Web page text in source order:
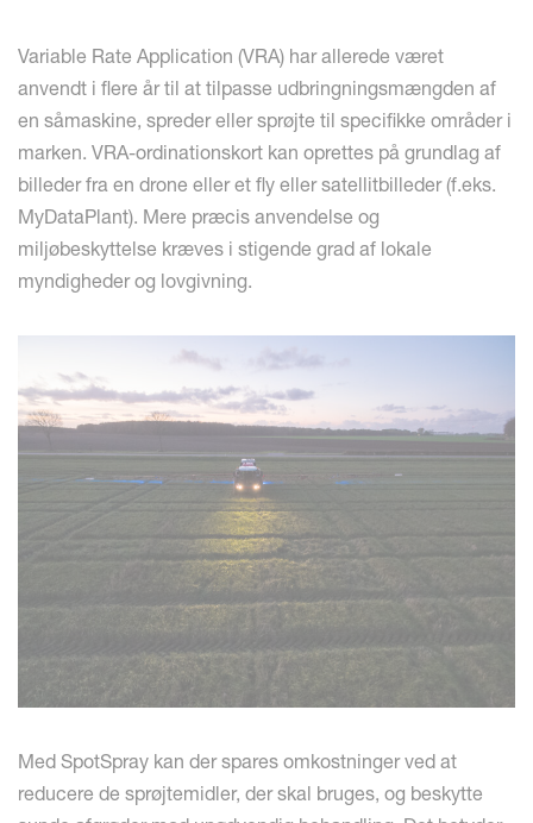
Variable Rate Application (VRA) har allerede været
anvendt i flere år til at tilpasse udbringningsmængden af
en såmaskine, spreder eller sprøjte til specifikke områder i
marken. VRA-ordinationskort kan oprettes på grundlag af
billeder fra en drone eller et fly eller satellitbilleder (f.eks.
MyDataPlant). Mere præcis anvendelse og
miljøbeskyttelse kræves i stigende grad af lokale
myndigheder og lovgivning.
Med SpotSpray kan der spares omkostninger ved at
reducere de sprøjtemidler, der skal bruges, og beskytte